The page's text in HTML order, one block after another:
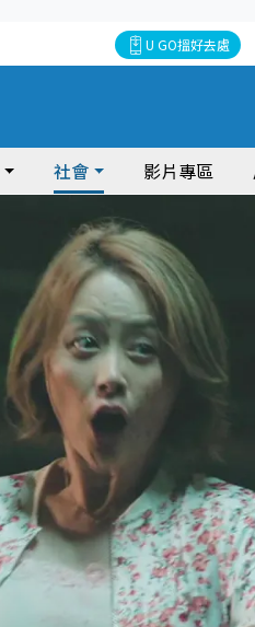
U GO搵好去處
社會 影片專區